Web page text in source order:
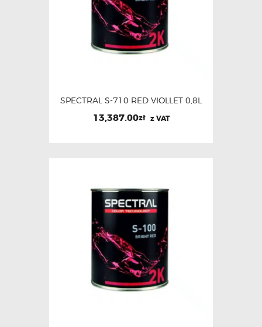
SPECTRAL S-710 RED VIOLLET 0,8L
13,387.00zł z VAT